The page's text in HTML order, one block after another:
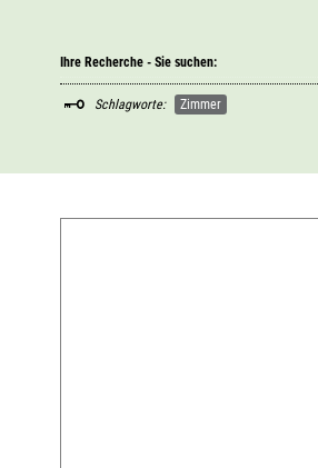
Ihre Recherche - Sie suchen:
Schlagworte: Zimmer